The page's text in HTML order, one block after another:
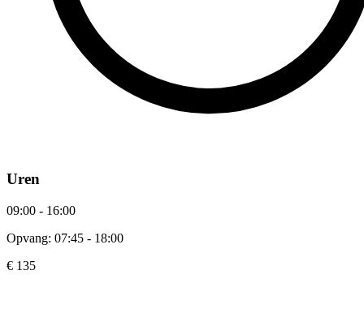
Uren
09:00 - 16:00
Opvang: 07:45 - 18:00
€ 135